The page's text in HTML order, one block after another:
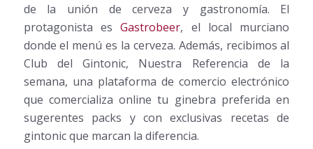
de la unión de cerveza y gastronomía. El
protagonista esGastrobeer, el local murciano
donde el menú es la cerveza. Además, recibimos al
Club del Gintonic, Nuestra Referencia de la
semana, una plataforma de comercio electrónico
que comercializa online tu ginebra preferida en
sugerentes packs y con exclusivas recetas de
gintonic que marcan la diferencia.